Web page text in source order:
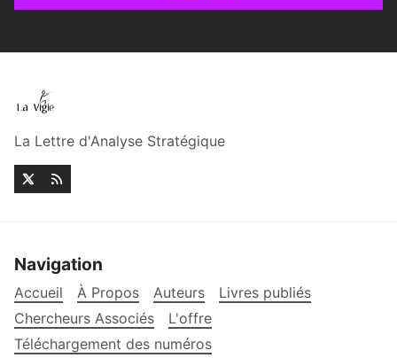
La Lettre d'Analyse Stratégique
Navigation
Accueil À Propos Auteurs
Livres publiés
Chercheurs Associés
L'offre
Téléchargement des numéros